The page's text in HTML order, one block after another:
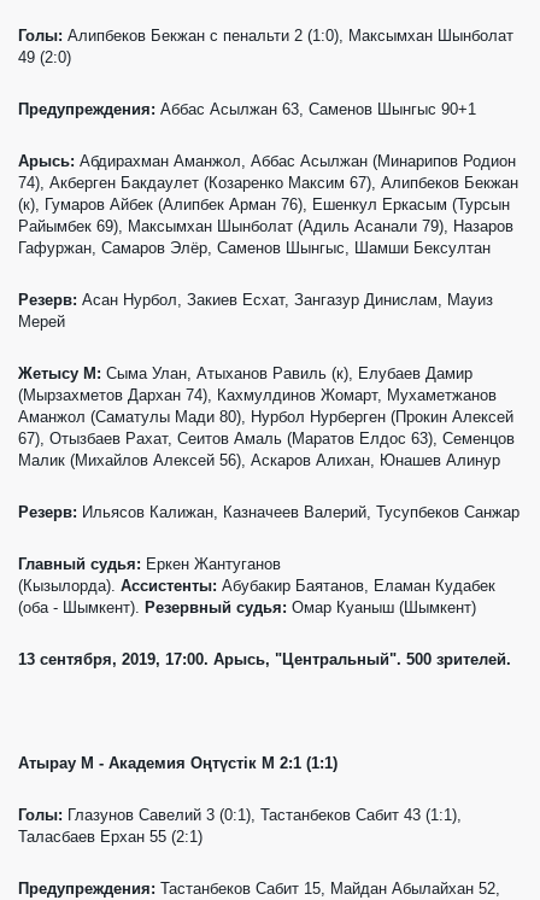
Голы: Алипбеков Бекжан с пенальти 2 (1:0), Максымхан Шынболат
49 (2:0)
Предупреждения: Аббас Асылжан 63, Саменов Шынгыс 90+1
Арысь: Абдирахман Аманжол, Аббас Асылжан (Минарипов Родион
74), Акберген Бакдаулет (Козаренко Максим 67), Алипбеков Бекжан
(к), Гумаров Айбек (Алипбек Арман 76), Ешенкул Еркасым (Турсын
Райымбек 69), Максымхан Шынболат (Адиль Асанали 79), Назаров
Гафуржан, Самаров Элёр, Саменов Шынгыс, Шамши Бексултан
Резерв: Асан Нурбол, Закиев Есхат, Зангазур Динислам, Мауиз
Мерей
Жетысу М: Сыма Улан, Атыханов Равиль (к), Елубаев Дамир
(Мырзахметов Дархан 74), Кахмулдинов Жомарт, Мухаметжанов
Аманжол (Саматулы Мади 80), Нурбол Нурберген (Прокин Алексей
67), Отызбаев Рахат, Сеитов Амаль (Маратов Елдос 63), Семенцов
Малик (Михайлов Алексей 56), Аскаров Алихан, Юнашев Алинур
Резерв: Ильясов Калижан, Казначеев Валерий, Тусупбеков Санжар
Главный судья: Еркен Жантуганов
(Кызылорда). Ассистенты: Абубакир Баятанов, Еламан Кудабек
(оба - Шымкент). Резервный судья: Омар Куаныш (Шымкент)
13 сентября, 2019, 17:00. Арысь, "Центральный". 500 зрителей.
Атырау М - Академия Оңтүстік М 2:1 (1:1)
Голы: Глазунов Савелий 3 (0:1), Тастанбеков Сабит 43 (1:1),
Таласбаев Ерхан 55 (2:1)
Предупреждения: Тастанбеков Сабит 15, Майдан Абылайхан 52,